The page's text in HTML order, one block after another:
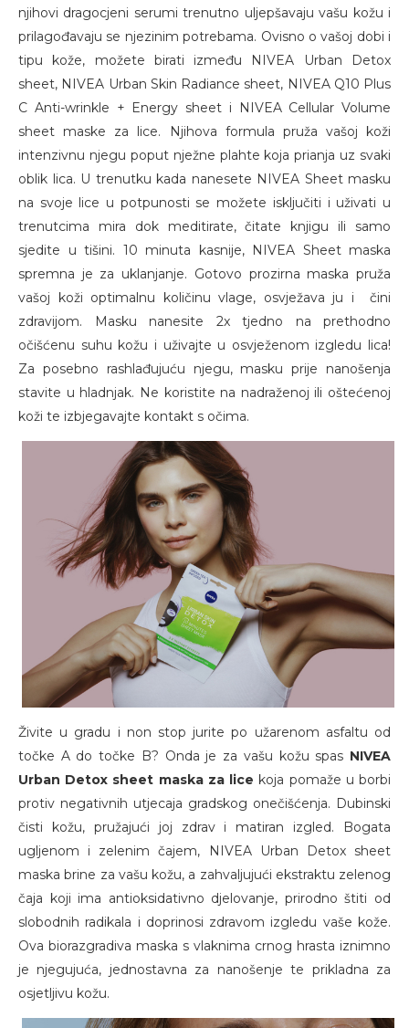
njihovi dragocjeni serumi trenutno uljepšavaju vašu kožu i
prilagođavaju se njezinim potrebama. Ovisno o vašoj dobi i
tipu kože, možete birati između NIVEA Urban Detox
sheet, NIVEA Urban Skin Radiance sheet, NIVEA Q10 Plus
C Anti-wrinkle + Energy sheet i NIVEA Cellular Volume
sheet maske za lice. Njihova formula pruža vašoj koži
intenzivnu njegu poput nježne plahte koja prianja uz svaki
oblik lica. U trenutku kada nanesete NIVEA Sheet masku
na svoje lice u potpunosti se možete isključiti i uživati u
trenutcima mira dok meditirate, čitate knjigu ili samo
sjedite u tišini. 10 minuta kasnije, NIVEA Sheet maska
spremna je za uklanjanje. Gotovo prozirna maska pruža
vašoj koži optimalnu količinu vlage, osvježava ju i čini
zdravijom. Masku nanesite 2x tjedno na prethodno
očišćenu suhu kožu i uživajte u osvježenom izgledu lica!
Za posebno rashlađujuću njegu, masku prije nanošenja
stavite u hladnjak. Ne koristite na nadraženoj ili oštećenoj
koži te izbjegavajte kontakt s očima.
Živite u gradu i non stop jurite po užarenom asfaltu od
točke A do točke B? Onda je za vašu kožu spas NIVEA
Urban Detox sheet maska za lice koja pomaže u borbi
protiv negativnih utjecaja gradskog onečišćenja. Dubinski
čisti kožu, pružajući joj zdrav i matiran izgled. Bogata
ugljenom i zelenim čajem, NIVEA Urban Detox sheet
maska brine za vašu kožu, a zahvaljujući ekstraktu zelenog
čaja koji ima antioksidativno djelovanje, prirodno štiti od
slobodnih radikala i doprinosi zdravom izgledu vaše kože.
Ova biorazgradiva maska s vlaknima crnog hrasta iznimno
je njegujuća, jednostavna za nanošenje te prikladna za
osjetljivu kožu.